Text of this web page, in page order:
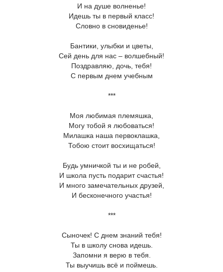
И на душе волненье!
Идешь ты в первый класс!
Словно в сновиденье!
Бантики, улыбки и цветы,
Сей день для нас – волшебный!
Поздравляю, дочь, тебя!
С первым днем учебным
***
Моя любимая племяшка,
Могу тобой я любоваться!
Милашка наша первоклашка,
Тобою стоит восхищаться!
Будь умничкой ты и не робей,
И школа пусть подарит счастья!
И много замечательных друзей,
И бесконечного участья!
***
Сыночек! С днем знаний тебя!
Ты в школу снова идешь.
Запомни я верю в тебя.
Ты выучишь всё и поймешь.